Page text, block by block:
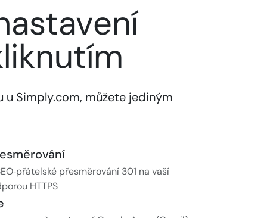
u Simply.com, můžete jediným
přesměrování 301 na vaší
HTTPS